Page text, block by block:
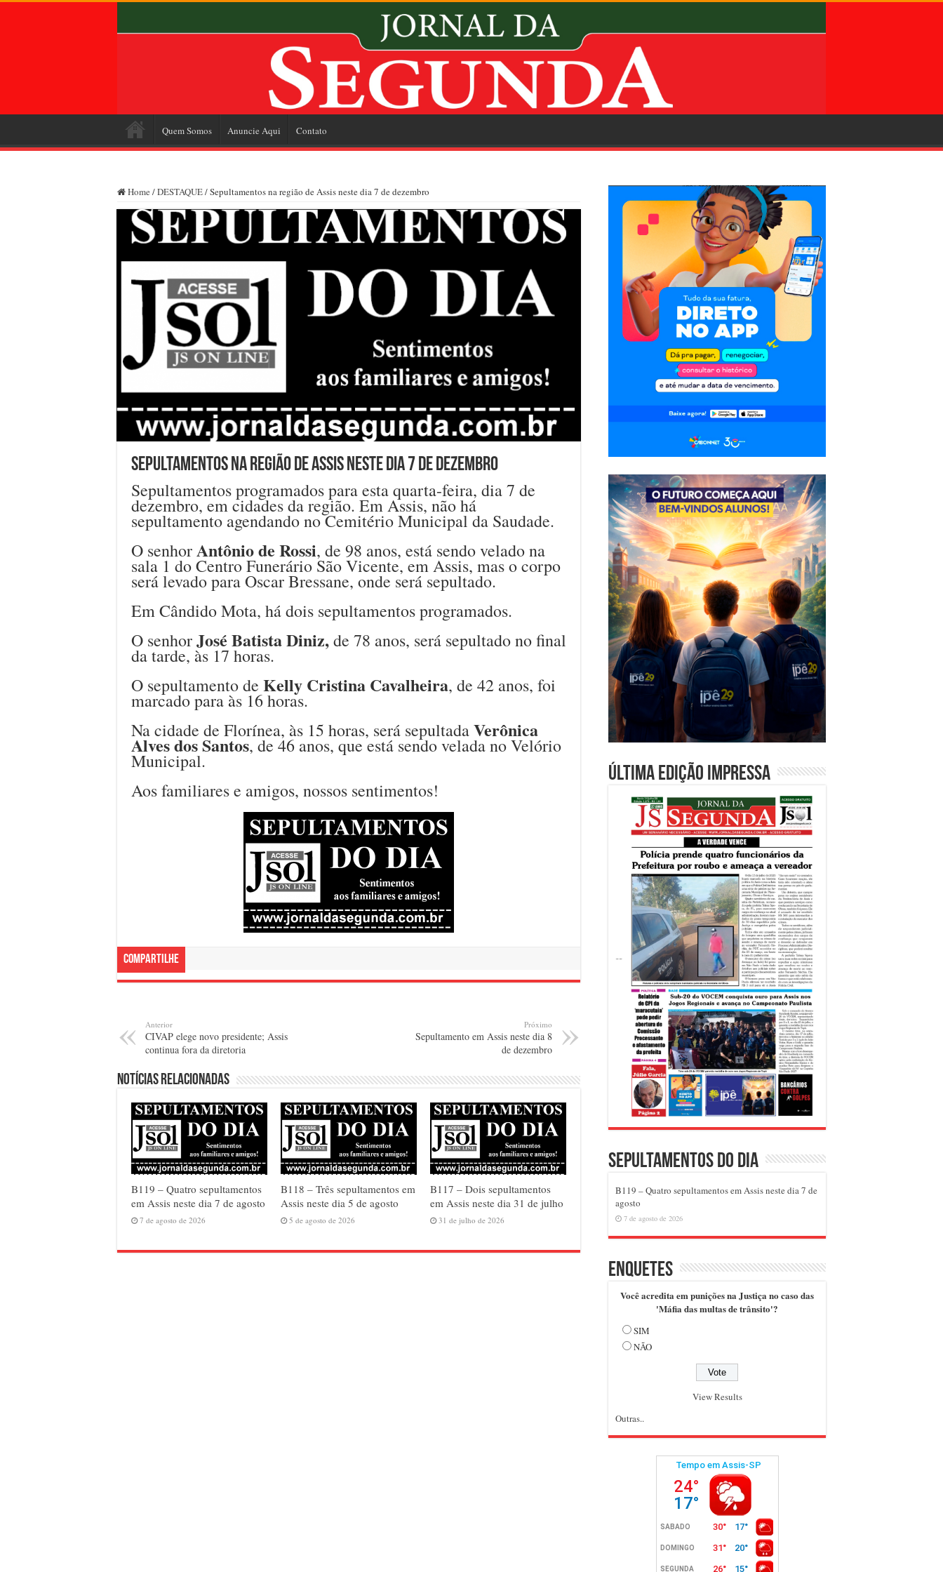
Quem Somos Anuncie Aqui Contato
Home /DESTAQUE/Sepultamentos na região de Assis neste dia 7 de dezembro
Sepultamentos na região de Assis neste dia 7 de dezembro
Sepultamentos programados para esta quarta-feira, dia 7 de
dezembro, em cidades da região. Em Assis, não há
sepultamento agendando no Cemitério Municipal da Saudade.
O senhorAntônio de Rossi, de 98 anos, está sendo velado na
sala 1 do Centro Funerário São Vicente, em Assis, mas o corpo
será levado para Oscar Bressane, onde será sepultado.
Em Cândido Mota, há dois sepultamentos programados.
O senhorJosé Batista Diniz,de 78 anos, será sepultado no final
da tarde, às 17 horas.
O sepultamento de Kelly Cristina Cavalheira, de 42 anos, foi
marcado para às 16 horas.
Na cidade de Florínea, às 15 horas, será sepultadaVerônica
Alves dos Santos, de 46 anos, que está sendo velada no Velório
Municipal.
Aos familiares e amigos, nossos sentimentos!
Compartilhe
Anterior
CIVAP elege novo presidente; Assis
continua fora da diretoria
Próximo
Sepultamento em Assis neste dia 8
de dezembro
Notícias relacionadas
B119 – Quatro sepultamentos
em Assis neste dia 7 de agosto
7 de agosto de 2026
B118 – Três sepultamentos em
Assis neste dia 5 de agosto
5 de agosto de 2026
B117 – Dois sepultamentos
em Assis neste dia 31 de julho
31 de julho de 2026
Última edição impressa
Sepultamentos do dia
B119 – Quatro sepultamentos em Assis neste dia 7 de
agosto
7 de agosto de 2026
Enquetes
Você acredita em punições na Justiça no caso das
'Máfia das multas de trânsito'?
SIM
NÃO
View Results
Outras..